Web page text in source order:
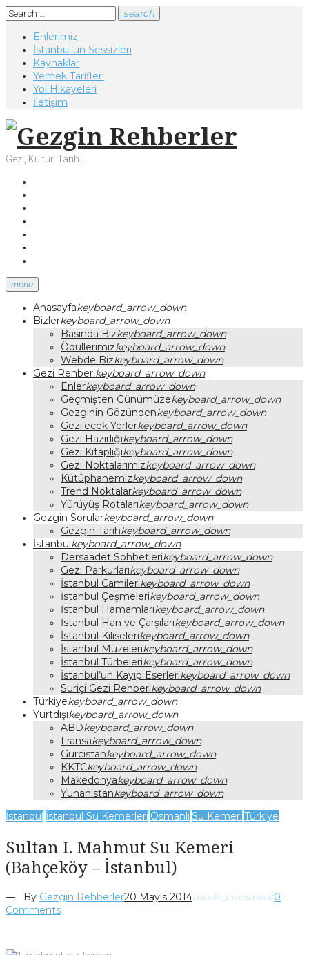
Skip
to
content
Search
for:
search
Enlerimiz
İstanbul’un Sessizleri
Kaynaklar
Yemek Tarifleri
Yol Hikayeleri
İletişim
Gezi, Kültür, Tarih…
menu
Anasayfakeyboard_arrow_down
Bizlerkeyboard_arrow_down
Basında Bizkeyboard_arrow_down
Ödüllerimizkeyboard_arrow_down
Webde Bizkeyboard_arrow_down
Gezi Rehberikeyboard_arrow_down
Enlerkeyboard_arrow_down
Geçmişten Günümüzekeyboard_arrow_down
Gezginin Gözündenkeyboard_arrow_down
Gezilecek Yerlerkeyboard_arrow_down
Gezi Hazırlığıkeyboard_arrow_down
Gezi Kitaplığıkeyboard_arrow_down
Gezi Noktalarımızkeyboard_arrow_down
Kütüphanemizkeyboard_arrow_down
Trend Noktalarkeyboard_arrow_down
Yürüyüş Rotalarıkeyboard_arrow_down
Gezgin Sorularkeyboard_arrow_down
Gezgin Tarihkeyboard_arrow_down
İstanbulkeyboard_arrow_down
Dersaadet Sohbetlerikeyboard_arrow_down
Gezi Parkurlarıkeyboard_arrow_down
İstanbul Camilerikeyboard_arrow_down
İstanbul Çeşmelerikeyboard_arrow_down
İstanbul Hamamlarıkeyboard_arrow_down
İstanbul Han ve Çarşılarıkeyboard_arrow_down
İstanbul Kiliselerikeyboard_arrow_down
İstanbul Müzelerikeyboard_arrow_down
İstanbul Türbelerikeyboard_arrow_down
İstanbul’un Kayıp Eserlerikeyboard_arrow_down
Suriçi Gezi Rehberikeyboard_arrow_down
Türkiyekeyboard_arrow_down
Yurtdışıkeyboard_arrow_down
ABDkeyboard_arrow_down
Fransakeyboard_arrow_down
Gürcistankeyboard_arrow_down
KKTCkeyboard_arrow_down
Makedonyakeyboard_arrow_down
Yunanistankeyboard_arrow_down
İstanbul İstanbul Su Kemerleri Osmanlı Su Kemeri Türkiye
Sultan I. Mahmut Su Kemeri
(Bahçeköy – İstanbul)
— By Gezgin Rehberler20 Mayıs 2014mode_comment0
Comments